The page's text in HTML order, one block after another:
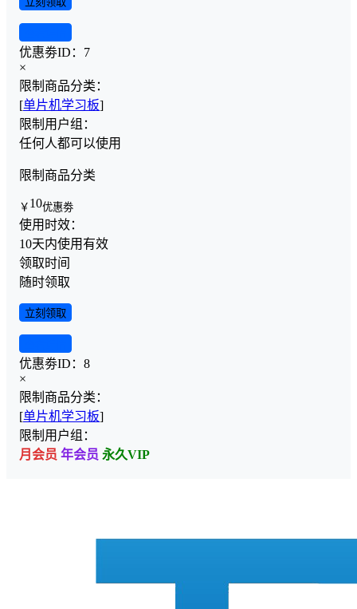
优惠劵ID： 7
×
限制商品分类：
[单片机学习板]
限制用户组：
任何人都可以使用
限制商品分类
￥ 10优惠劵
使用时效：
10天内使用有效
领取时间
随时领取
立刻领取
优惠劵ID： 8
×
限制商品分类：
[单片机学习板]
限制用户组：
月会员 年会员 永久VIP